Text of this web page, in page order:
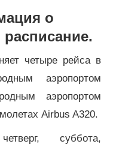
о
четыре рейса в
аэропортом
аэропортом
Airbus A320.
суббота,